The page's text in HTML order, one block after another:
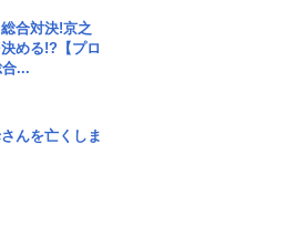
合対決!京之
める!?【プロ
...
さんを亡くしま